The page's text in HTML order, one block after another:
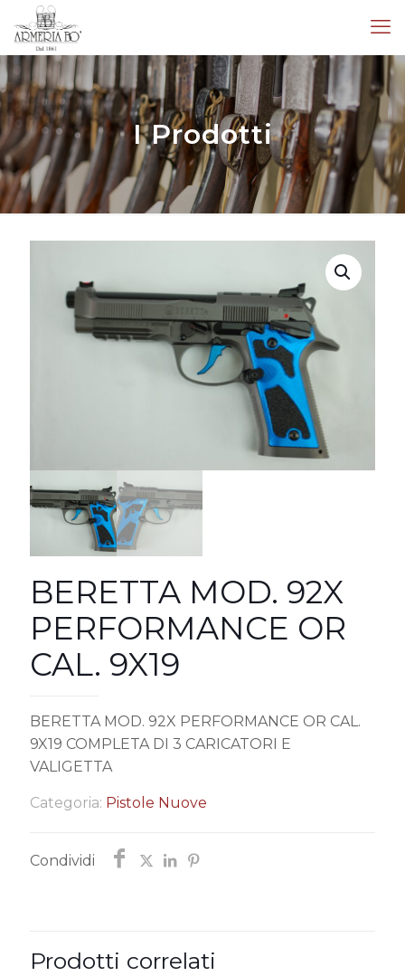
I Prodotti
BERETTA MOD. 92X
PERFORMANCE OR
CAL. 9X19
BERETTA MOD. 92X PERFORMANCE OR CAL.
9X19 COMPLETA DI 3 CARICATORI E
VALIGETTA
Categoria: Pistole Nuove
Condividi
Prodotti correlati